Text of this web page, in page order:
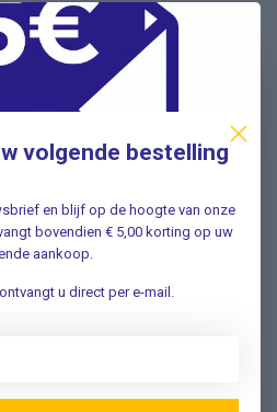
graag!
vragen ✔ Direct
✔ Altijd hulp bij uw
en ontvang als eerste
u nu aan ➡️
volgende bestelling
en blijf op de hoogte van onze
bovendien € 5,00 korting op uw
aankoop.
u direct per e-mail.